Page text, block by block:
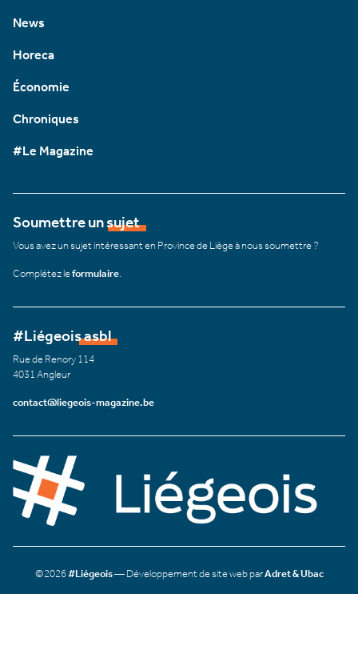
News
Horeca
Économie
Chroniques
#Le Magazine
Soumettre un sujet
Vous avez un sujet intéressant en Province de Liège à nous soumettre ?
Complétez leformulaire
#Liégeois asbl
Rue de Renory 114
4031 Angleur
contact@liegeois-magazine.be
©2026#Liégeois— Développement de site web parAdret & Ubac